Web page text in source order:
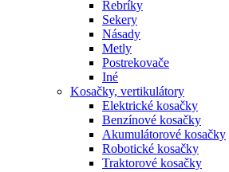
Rebríky
Sekery
Násady
Metly
Postrekovače
Iné
Kosačky, vertikulátory
Elektrické kosačky
Benzínové kosačky
Akumulátorové kosačky
Robotické kosačky
Traktorové kosačky